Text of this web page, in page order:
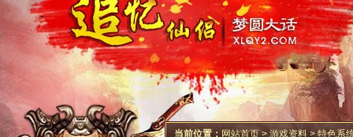
当前位置： 网站首页> 游戏资料 > 特色系